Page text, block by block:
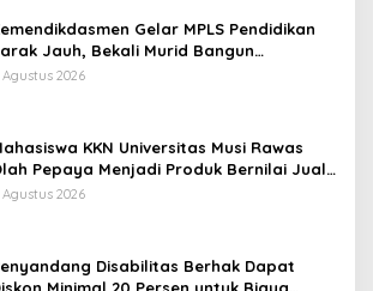
Gelar MPLS Pendidikan
Jauh, Bekali Murid Bangun
Belajar
Agustus 2026
KKN Universitas Musi Rawas
Pepaya Menjadi Produk Bernilai Jual
Dorong UMKM Desa Air Satan
Agustus 2026
Disabilitas Berhak Dapat
Minimal 20 Persen untuk Biaya